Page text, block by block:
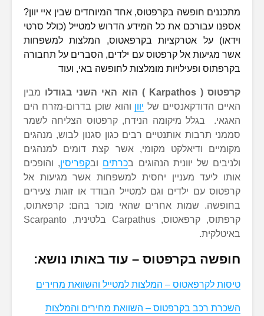
מתכננים חופשה בקרפטוס, אחד המיוחדים שבין איי יוון?
אספנו עבורכם את כל המידע הדרוש למטייל (כולל סרטי
וידאו) על אטרקציות בקרפאטוס, המלצות למשפחות
אשר מגיעות אל קרפטוס עם ילדים, הסברים על תחבורה
בקרפתוס ופעילויות מומלצות לחופשה באי, ועוד
קרפטוס ( Karpathos ) הוא האי השני בגודלו מבין
האיים הדודקאנסיים של יוון והוא שוכן בדרום-מזרח הים
האגאי. בגלל מיקומה הנידח, קרפטוס הצליחה לשמר
סממני תרבות אותנטיים רבים כגון סגנון לבוש, מנהגים
מקומיים ודיאלקט מקומי, אשר קצת דומים למנהגים
ולניבים של יוונית הנהוגים בכרתים ובקפריסין, והופכים
אותו ליעד מעניין יחסית למשפחות אשר מגיעות אל
קרפטוס עם ילדים וגם למטייל הבודד או זוגות צעירים
בחופשה. שמות אחרים שהאי מוכר בהם: קרפאתוס,
קרפתוס, קרפאטוס, Carpathus בלטינית, Scarpanto
באיטלקית.
חופשה בקרפטוס – עוד באותו נושא:
טיסות לקרפאטוס – המלצות למטייל והשוואת מחירים
השכרת רכב בקרפטוס – השוואת מחירים והמלצות